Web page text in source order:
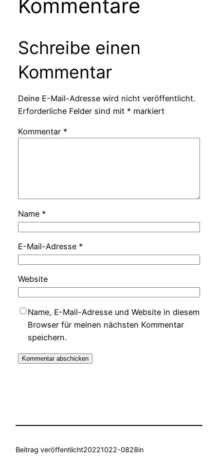
Kommentare
Schreibe einen
Kommentar
Deine E-Mail-Adresse wird nicht veröffentlicht.
Erforderliche Felder sind mit * markiert
Kommentar *
Name *
E-Mail-Adresse *
Website
Name, E-Mail-Adresse und Website in diesem
Browser für meinen nächsten Kommentar
speichern.
Beitrag veröffentlicht20221022-0828in